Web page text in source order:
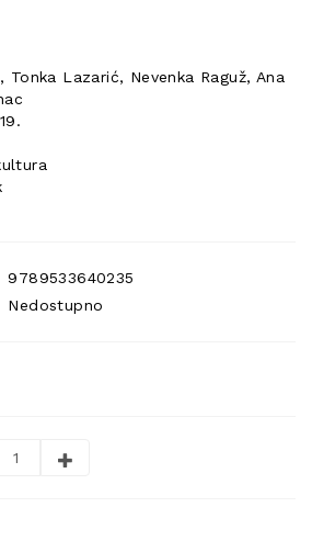
Tonka Lazarić, Nevenka Raguž, Ana
9789533640235
Nedostupno